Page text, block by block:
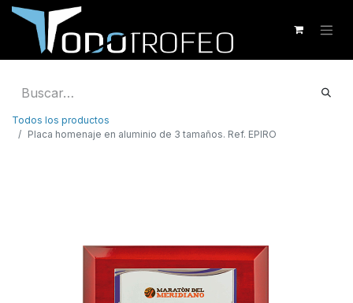
Todos los productos
Placa homenaje en aluminio de 3 tamaños. Ref. EPIRO